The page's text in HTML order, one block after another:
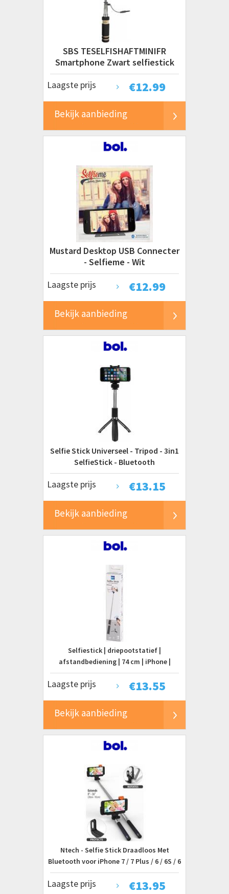
SBS TESELFISHAFTMINIFR
Smartphone Zwart selfiestick
€12.99
Laagste prijs
Bekijk aanbieding
Mustard Desktop USB Connecter
- Selfieme - Wit
€12.99
Laagste prijs
Bekijk aanbieding
Selfie Stick Universeel - Tripod - 3in1
SelfieStick - Bluetooth
€13.15
Laagste prijs
Bekijk aanbieding
Selfiestick | driepootstatief |
afstandbediening | 74 cm | iPhone |
Samsung | Huawei | Sony | OPPO | Nokia |
Motorola | OnePlus
€13.55
Laagste prijs
Bekijk aanbieding
Ntech - Selfie Stick Draadloos Met
Bluetooth voor iPhone 7 / 7 Plus / 6 / 6S / 6
Plus / 6S Plus / SE / 5S / 5C / - Zwart
€13.95
Laagste prijs